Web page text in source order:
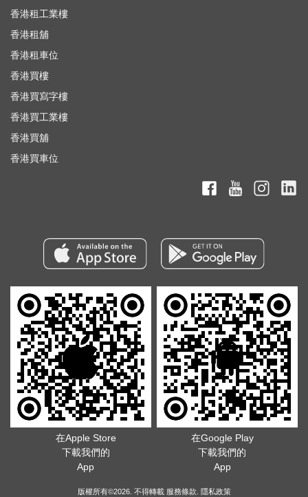
香港租工業樓
香港租舖
香港租車位
香港買樓
香港買寫字樓
香港買工業樓
香港買舖
香港買車位
在Apple Store
下載我們的
App
在Google Play
下載我們的
App
版權所有©2026. 不得轉載 服務條款 隱私政策